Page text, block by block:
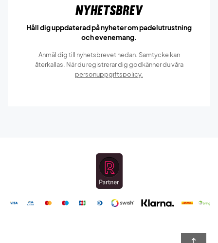
Nyhetsbrev
Håll dig uppdaterad på nyheter om padelutrustning
och evenemang.
Anmäl dig till nyhetsbrevet nedan. Samtycke kan
återkallas. När du registrerar dig godkänner du våra
personuppgiftspolicy.